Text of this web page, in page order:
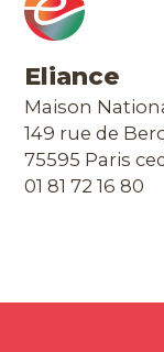
Eliance
Maison
149 rue de
75595 Paris
01 81 72 16 80